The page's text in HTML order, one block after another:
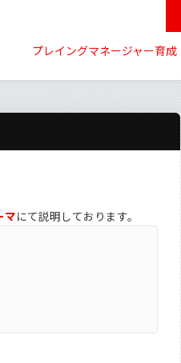
プレイングマネージャー育成
マにて説明しております。